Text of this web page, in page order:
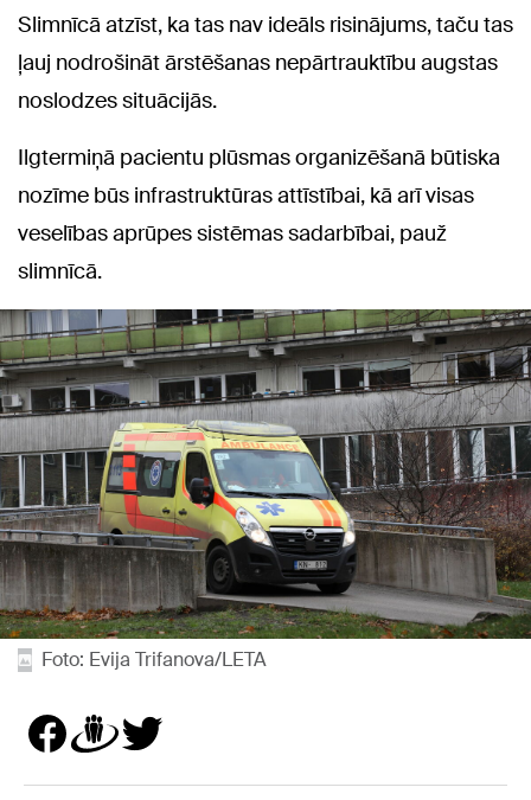
Slimnīcā atzīst, ka tas nav ideāls risinājums, taču tas
ļauj nodrošināt ārstēšanas nepārtrauktību augstas
noslodzes situācijās.
Ilgtermiņā pacientu plūsmas organizēšanā būtiska
nozīme būs infrastruktūras attīstībai, kā arī visas
veselības aprūpes sistēmas sadarbībai, pauž
slimnīcā.
Foto: Evija Trifanova/LETA